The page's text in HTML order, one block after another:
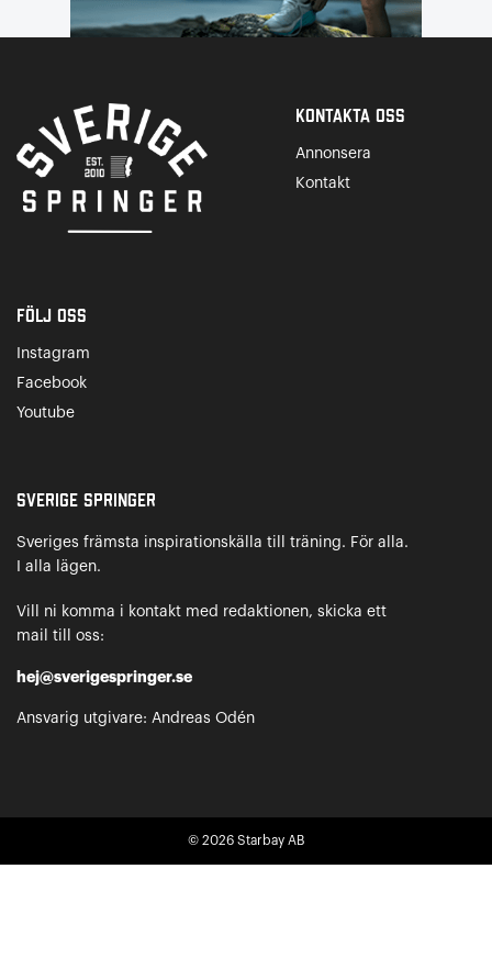
Kontakta Oss
Annonsera
Kontakt
Följ oss
Instagram
Facebook
Youtube
Sverige Springer
Sveriges främsta inspirationskälla till träning. För alla.
I alla lägen.
Vill ni komma i kontakt med redaktionen, skicka ett
mail till oss:
hej@sverigespringer.se
Ansvarig utgivare: Andreas Odén
© 2026 Starbay AB